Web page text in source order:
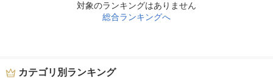
対象のランキングはありません
総合ランキングへ
カテゴリ別ランキング